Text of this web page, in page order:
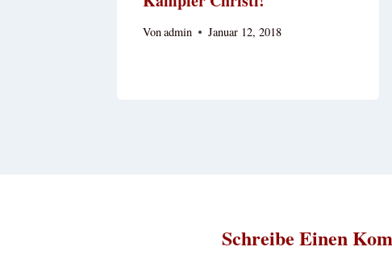
Vonadmin Januar 12, 2018
Schreibe Einen